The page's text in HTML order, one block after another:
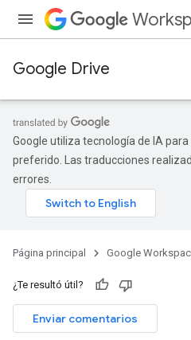
Google Drive
Google utiliza tecnología de IA
preferido. Las traducciones
errores.
Página principal Google
¿Te resultó útil?
Enviar comentarios